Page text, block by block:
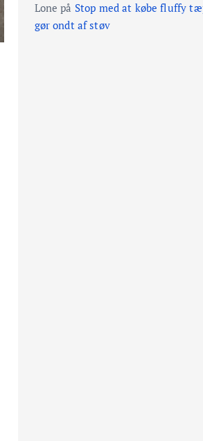
Lone på Stop med at købe fluffy
gør ondt af støv